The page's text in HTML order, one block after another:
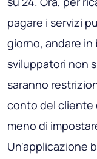
pagare i servizi
giorno, andare in
sviluppatori non
saranno
conto del cliente
meno di
Un'applicazione